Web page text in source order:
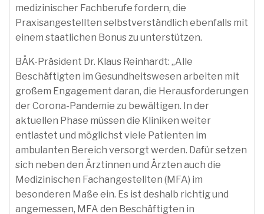
medizinischer Fachberufe fordern, die
Praxisangestellten selbstverständlich ebenfalls mit
einem staatlichen Bonus zu unterstützen.
BÄK-Präsident Dr. Klaus Reinhardt: „Alle
Beschäftigten im Gesundheitswesen arbeiten mit
großem Engagement daran, die Herausforderungen
der Corona-Pandemie zu bewältigen. In der
aktuellen Phase müssen die Kliniken weiter
entlastet und möglichst viele Patienten im
ambulanten Bereich versorgt werden. Dafür setzen
sich neben den Ärztinnen und Ärzten auch die
Medizinischen Fachangestellten (MFA) im
besonderen Maße ein. Es ist deshalb richtig und
angemessen, MFA den Beschäftigten in